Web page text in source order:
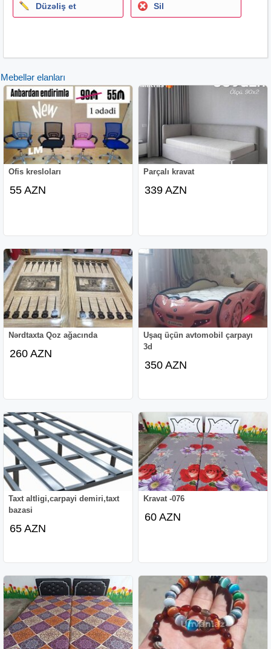
Düzəliş et Sil
Mebellər elanları
Ofis kresloları
55 AZN
Parçalı kravat
339 AZN
Nərdtaxta Qoz ağacında
260 AZN
Uşaq üçün avtomobil çarpayı
3d
350 AZN
Taxt altligi,carpayi demiri,taxt
bazasi
65 AZN
Kravat -076
60 AZN